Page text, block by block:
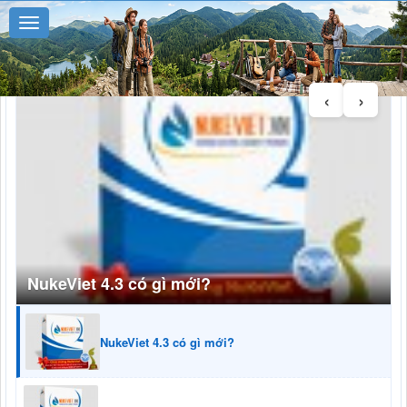
NukeViet 4.2 có gì mới?
‹ ›
Tỉnh đoàn Điện Biên phối hợp với Trường Cao
đẳng Điện Biên và Đoàn xã Tuần Giáo đã tổ chức
chuỗi hoạt động ý nghĩa dành cho đoàn viên,
thanh niên và thiếu nhi trên địa bàn xã Tuần Giáo
NukeViet 4.3 có gì mới?
NukeViet 4.2 có gì mới?